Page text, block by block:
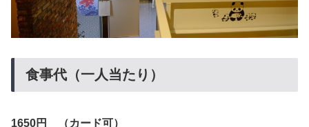
食事代（一人当たり）
1650円 （カード可）